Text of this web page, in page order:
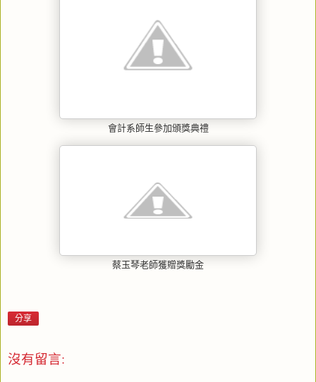
會計系師生參加頒獎典禮
蔡玉琴老師獲贈獎勵金
分享
沒有留言: